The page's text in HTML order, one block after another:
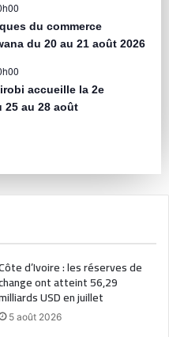
du commerce
du 20 au 21 août 2026
accueille la 2e
25 au 28 août
d’Ivoire : les réserves de
ont atteint 56,29
USD en juillet
5 août 2026